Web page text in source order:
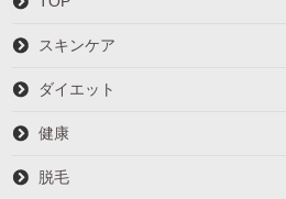
スキンケア
ダイエット
健康
脱毛